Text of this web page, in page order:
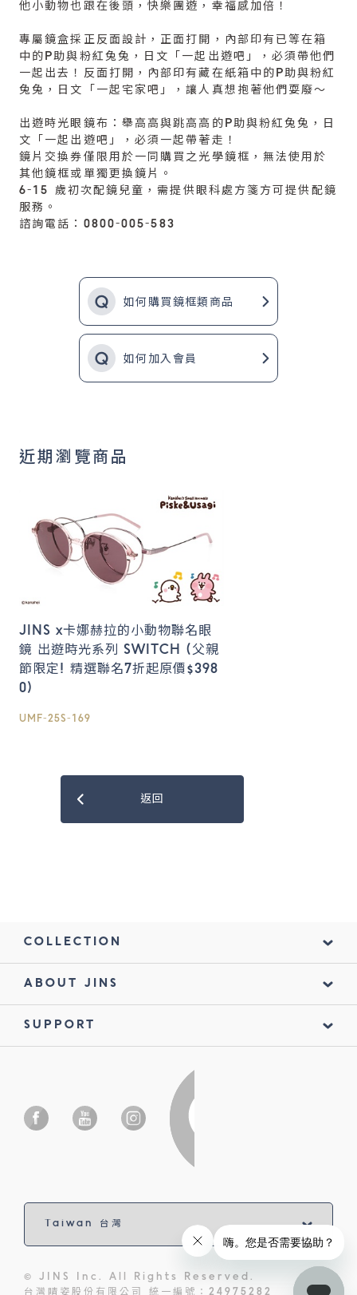
他小動物也跟在後頭，快樂團遊，幸福感加倍！
專屬鏡盒採正反面設計，正面打開，內部印有已等在箱
中的P助與粉紅兔兔，日文「一起出遊吧」，必須帶他們
一起出去！反面打開，內部印有藏在紙箱中的P助與粉紅
兔兔，日文「一起宅家吧」，讓人真想抱著他們耍廢～
出遊時光眼鏡布：舉高高與跳高高的P助與粉紅兔兔，日
文「一起出遊吧」，必須一起帶著走！
鏡片交換券僅限用於一同購買之光學鏡框，無法使用於
其他鏡框或單獨更換鏡片。
6-15 歲初次配鏡兒童，需提供眼科處方箋方可提供配鏡
服務。
諮詢電話：0800-005-583
如何購買鏡框類商品
如何加入會員
近期瀏覽商品
JINS x卡娜赫拉的小動物聯名眼
鏡 出遊時光系列 SWITCH (父親
節限定! 精選聯名7折起原價$398
0)
UMF-25S-169
返回
COLLECTION
ABOUT JINS
SUPPORT
© JINS Inc. All Rights Reserved.
台灣睛姿股份有限公司 統一編號：24975282